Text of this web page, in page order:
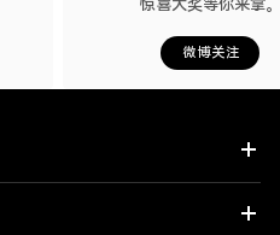
惊喜大奖等你来拿。
微博关注